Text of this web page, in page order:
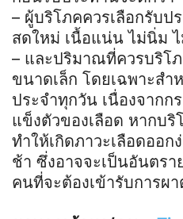
– ผู้บริโภคควรเลือกรับป
สดใหม่ เนื้อแน่น ไม่นิ่ม
– และปริมาณที่ควรบริโ
ขนาดเล็ก โดยเฉพาะสำ
ประจำทุกวัน เนื่องจากก
แข็งตัวของเลือด หากบริ
ทำให้เกิดภาวะเลือดออก
ช้า ซึ่งอาจจะเป็นอันตรา
คนที่จะต้องเข้ารับการผ